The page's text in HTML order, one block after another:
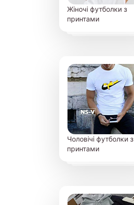
Жіночі футболки з
принтами
Чоловічі футболки з
принтами